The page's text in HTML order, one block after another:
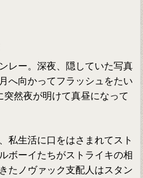
レー。深夜、隠していた写真
へ向かってフラッシュをたい
然夜が明けて真昼になって
私生活に口をはさまれてスト
ボーイたちがストライキの相
たノヴァック支配人はスタン